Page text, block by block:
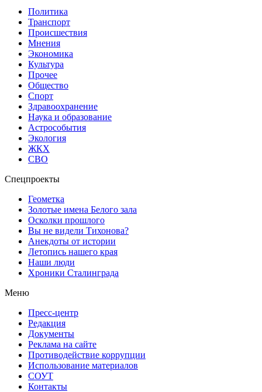
Политика
Транспорт
Происшествия
Мнения
Экономика
Культура
Прочее
Общество
Спорт
Здравоохранение
Наука и образование
Астрособытия
Экология
ЖКХ
СВО
Спецпроекты
Геометка
Золотые имена Белого зала
Осколки прошлого
Вы не видели Тихонова?
Анекдоты от истории
Летопись нашего края
Наши люди
Хроники Сталинграда
Меню
Пресс-центр
Редакция
Документы
Реклама на сайте
Противодействие коррупции
Использование материалов
СОУТ
Контакты